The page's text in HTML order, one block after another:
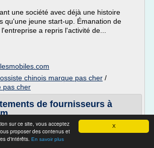
X
sur ce site, vous acceptez
proposer des contenus et
d'intérêts. En savoir plus
une société avec déjà une histoire
qu'une jeune start-up. Émanation de
a repris l'activité de...
chinois marque pas cher /
pas cher
de fournisseurs à
...
de vêtements à Metz (Moselle) Nord Est